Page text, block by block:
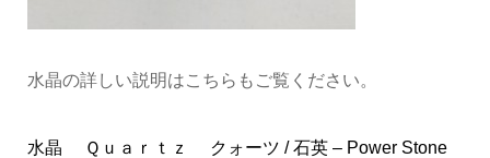
水晶の詳しい説明はこちらもご覧ください。
水晶 Ｑｕａｒｔｚ クォーツ / 石英 – Power Stone